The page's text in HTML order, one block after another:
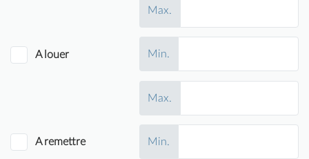
A louer
A remettre
Max.
Min.
Max.
Min.